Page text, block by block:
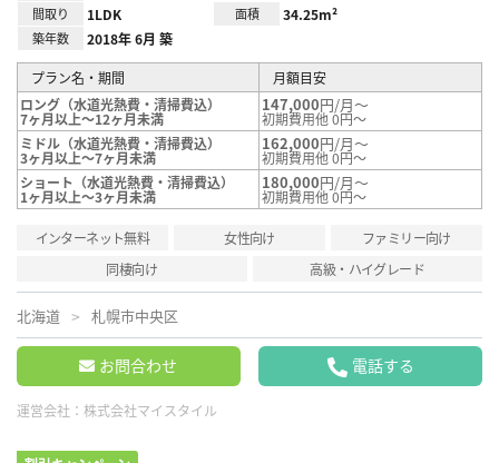
間取り 1LDK 面積 34.25m²
築年数 2018年 6月 築
プラン名・期間
月額目安
ロング（水道光熱費・清掃費込）
7ヶ月以上～12ヶ月未満
147,000円/月～
初期費用他 0円～
ミドル（水道光熱費・清掃費込）
3ヶ月以上～7ヶ月未満
162,000円/月～
初期費用他 0円～
ショート（水道光熱費・清掃費込）
1ヶ月以上～3ヶ月未満
180,000円/月～
初期費用他 0円～
インターネット無料 女性向け
ファミリー向け
同棲向け
高級・ハイグレード
北海道 札幌市中央区
お問合わせ 電話する
運営会社： 株式会社マイスタイル